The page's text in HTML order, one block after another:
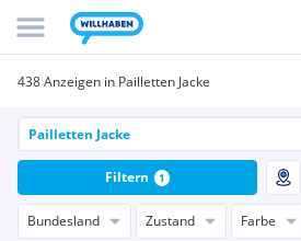
438 Anzeigen in Pailletten Jacke
Bundesland Zustand Farbe
Filtern 1